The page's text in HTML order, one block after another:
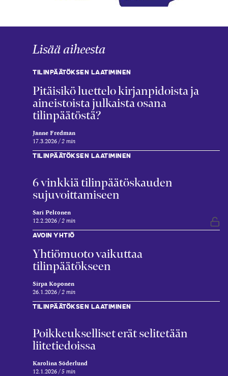
Lisää aiheesta
TILINPÄÄTÖKSEN LAATIMINEN
Pitäisikö luettelo kirjanpidoista ja
aineistoista julkaista osana
tilinpäätöstä?
Janne Fredman
17.3.2026 2 min
TILINPÄÄTÖKSEN LAATIMINEN
6 vinkkiä tilinpäätöskauden
sujuvoittamiseen
Sari Peltonen
12.2.2026 2 min
AVOIN YHTIÖ
Yhtiömuoto vaikuttaa
tilinpäätökseen
Sirpa Koponen
26.1.2026 2 min
TILINPÄÄTÖKSEN LAATIMINEN
Poikkeukselliset erät selitetään
liitetiedoissa
Karolina Söderlund
12.1.2026 5 min